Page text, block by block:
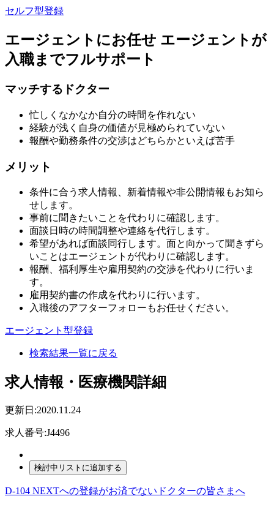
セルフ型登録
エージェントにお任せ エージェントが
入職までフルサポート
マッチするドクター
忙しくなかなか自分の時間を作れない
経験が浅く自身の価値が見極められていない
報酬や勤務条件の交渉はどちらかといえば苦手
メリット
条件に合う求人情報、新着情報や非公開情報もお知ら
せします。
事前に聞きたいことを代わりに確認します。
面談日時の時間調整や連絡を代行します。
希望があれば面談同行します。面と向かって聞きずら
いことはエージェントが代わりに確認します。
報酬、福利厚生や雇用契約の交渉を代わりに行いま
す。
雇用契約書の作成を代わりに行います。
入職後のアフターフォローもお任せください。
エージェント型登録
検索結果一覧に戻る
求人情報・医療機関詳細
更新日:2020.11.24
求人番号:J4496
D-104 NEXTへの登録がお済でないドクターの皆さまへ